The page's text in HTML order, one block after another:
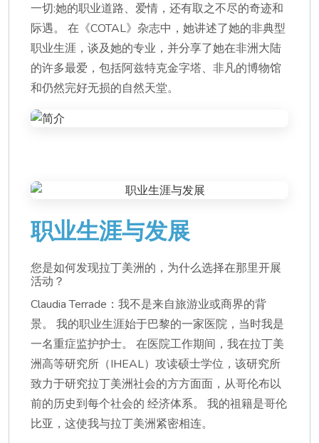
一切:她的职业道路、爱情，还有取之不尽的奇迹和
际遇。 在《COTAL》杂志中，她讲述了她的非典型
职业生涯，谈及她的专业，并分享了她在非洲大陆
的许多最爱，包括阿兹特克金字塔、非凡的博物馆
和仍然完好无损的自然天堂。
职业生涯与发展
您是如何发现拉丁美洲的，为什么选择在那里开展
活动？
Claudia Terrade：我不是来自旅游业或商界的背
景。 我的职业生涯始于巴黎的一家医院，当时我是
一名重症监护护士。 在医院工作期间，我在拉丁美
洲高等研究所（IHEAL）攻读硕士学位，该研究所
致力于研究拉丁美洲社会的方方面面，从哥伦布以
前的历史到每个社会的 经济体系。 我的祖籍是哥伦
比亚，这使我与拉丁美洲紧密相连。